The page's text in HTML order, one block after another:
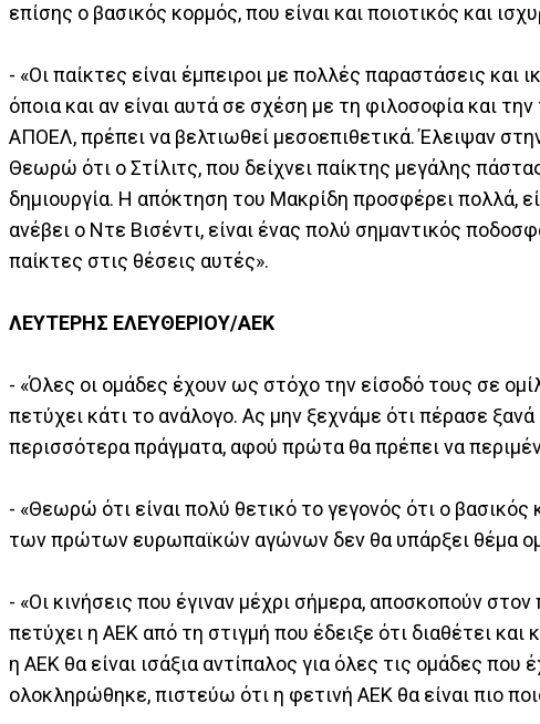
επίσης ο βασικός κορμός, που είναι και ποιοτικός και
- «Οι παίκτες είναι έμπειροι με πολλές παραστάσεις
όποια και αν είναι αυτά σε σχέση με τη φιλοσοφία και
ΑΠΟΕΛ, πρέπει να βελτιωθεί μεσοεπιθετικά. Έλειψαν
Θεωρώ ότι ο Στίλιτς, που δείχνει παίκτης μεγάλης
δημιουργία. Η απόκτηση του Μακρίδη προσφέρει πολλά,
ανέβει ο Ντε Βισέντι, είναι ένας πολύ σημαντικός
παίκτες στις θέσεις αυτές».
ΛΕΥΤΕΡΗΣ ΕΛΕΥΘΕΡΙΟΥ/ΑΕΚ
- «Όλες οι ομάδες έχουν ως στόχο την είσοδό τους σε
πετύχει κάτι το ανάλογο. Ας μην ξεχνάμε ότι πέρασε
περισσότερα πράγματα, αφού πρώτα θα πρέπει να
- «Θεωρώ ότι είναι πολύ θετικό το γεγονός ότι ο
των πρώτων ευρωπαϊκών αγώνων δεν θα υπάρξει θέμα
- «Οι κινήσεις που έγιναν μέχρι σήμερα, αποσκοπούν
πετύχει η ΑΕΚ από τη στιγμή που έδειξε ότι διαθέτει και
η ΑΕΚ θα είναι ισάξια αντίπαλος για όλες τις ομάδες
ολοκληρώθηκε, πιστεύω ότι η φετινή ΑΕΚ θα είναι πιο